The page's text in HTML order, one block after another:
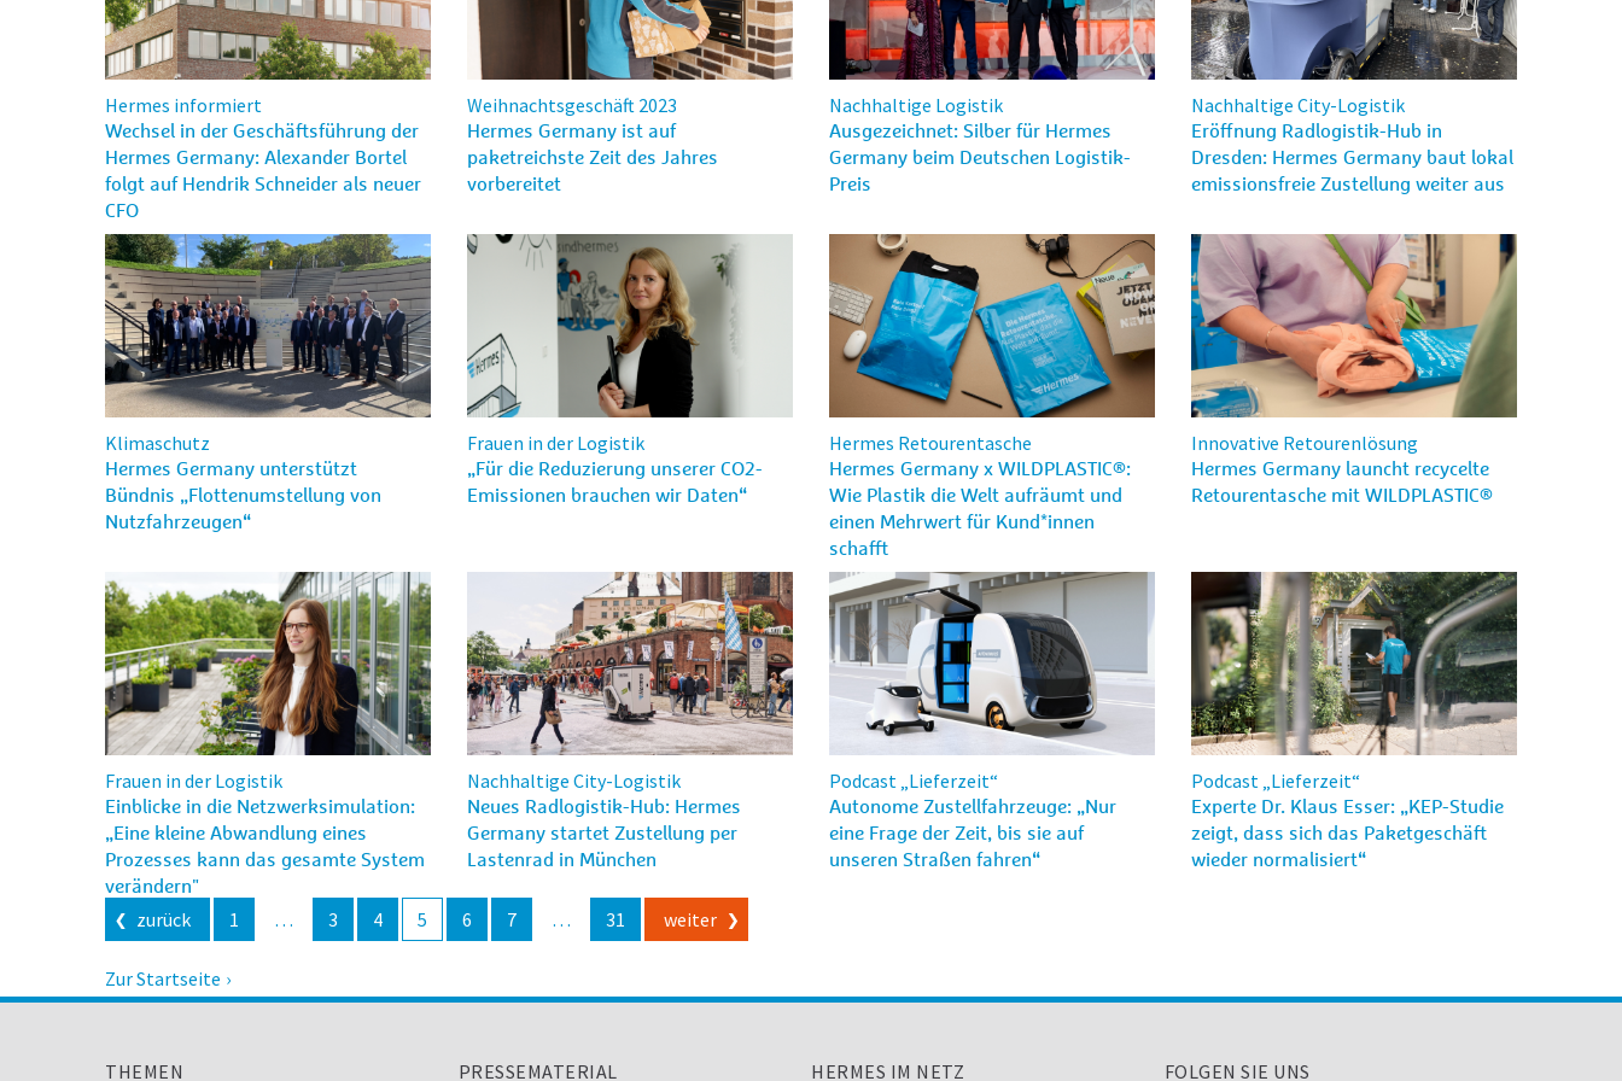
Hermes informiert
Wechsel in der Geschäftsführung der
Hermes Germany: Alexander Bortel
folgt auf Hendrik Schneider als neuer
CFO
Weihnachtsgeschäft 2023
Hermes Germany ist auf
paketreichste Zeit des Jahres
vorbereitet
Nachhaltige Logistik
Ausgezeichnet: Silber für Hermes
Germany beim Deutschen Logistik-
Preis
Nachhaltige City-Logistik
Eröffnung Radlogistik-Hub in
Dresden: Hermes Germany baut lokal
emissionsfreie Zustellung weiter aus
Klimaschutz
Hermes Germany unterstützt
Bündnis „Flottenumstellung von
Nutzfahrzeugen“
Frauen in der Logistik
„Für die Reduzierung unserer CO2-
Emissionen brauchen wir Daten“
Hermes Retourentasche
Hermes Germany x WILDPLASTIC®:
Wie Plastik die Welt aufräumt und
einen Mehrwert für Kund*innen
schafft
Innovative Retourenlösung
Hermes Germany launcht recycelte
Retourentasche mit WILDPLASTIC®
Frauen in der Logistik
Einblicke in die Netzwerksimulation:
„Eine kleine Abwandlung eines
Prozesses kann das gesamte System
verändern"
Nachhaltige City-Logistik
Neues Radlogistik-Hub: Hermes
Germany startet Zustellung per
Lastenrad in München
Podcast „Lieferzeit“
Autonome Zustellfahrzeuge: „Nur
eine Frage der Zeit, bis sie auf
unseren Straßen fahren“
Podcast „Lieferzeit“
Experte Dr. Klaus Esser: „KEP-Studie
zeigt, dass sich das Paketgeschäft
wieder normalisiert“
Beitragsnavigation
zurück 1 … 3 4 5 6 7 … 31 weiter
Zur Startseite
THEMEN PRESSEMATERIAL HERMES IM NETZ FOLGEN SIE UNS